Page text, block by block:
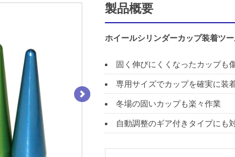
製品概要
ホイールシリンダーカップ装着ツ
固く伸びにくくなったカップも
専用サイズでカップを確実に装
冬場の固いカップも楽々作業
自動調整のギア付きタイプにも